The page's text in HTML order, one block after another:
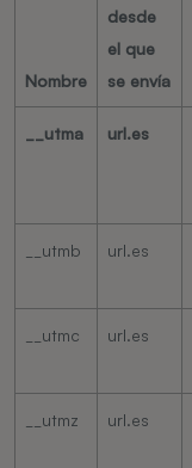
Nombre
desde
el que
se envía
__utma url.es
__utmb url.es
__utmc url.es
__utmz url.es